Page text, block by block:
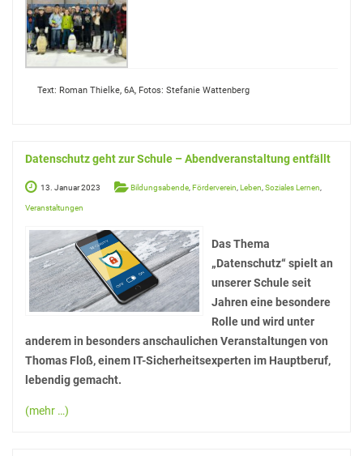
Sprachen
Informatik
Sport
Veranstaltungen
Bildungsabende
Konzerte
Schulfest
Text: Roman Thielke, 6A, Fotos: Stefanie Wattenberg
Datenschutz geht zur Schule – Abendveranstaltung entfällt
13. Januar 2023 Bildungsabende Förderverein Leben Soziales Lernen
Veranstaltungen
Das Thema
„Datenschutz“ spielt an
unserer Schule seit
Jahren eine besondere
Rolle und wird unter
anderem in besonders anschaulichen Veranstaltungen von
Thomas Floß, einem IT-Sicherheitsexperten im Hauptberuf,
lebendig gemacht.
(mehr …)